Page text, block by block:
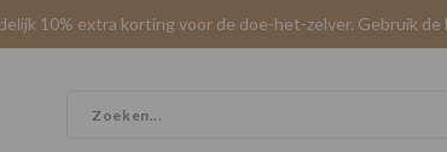
10% extra korting voor de doe-het-zelver. Gebruik